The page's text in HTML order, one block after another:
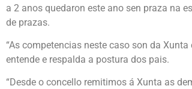
a 2 anos quedaron este ano sen praza na
de prazas.
“As competencias neste caso son da
entende e respalda a postura dos pais.
“Desde o concello remitimos á Xunta as